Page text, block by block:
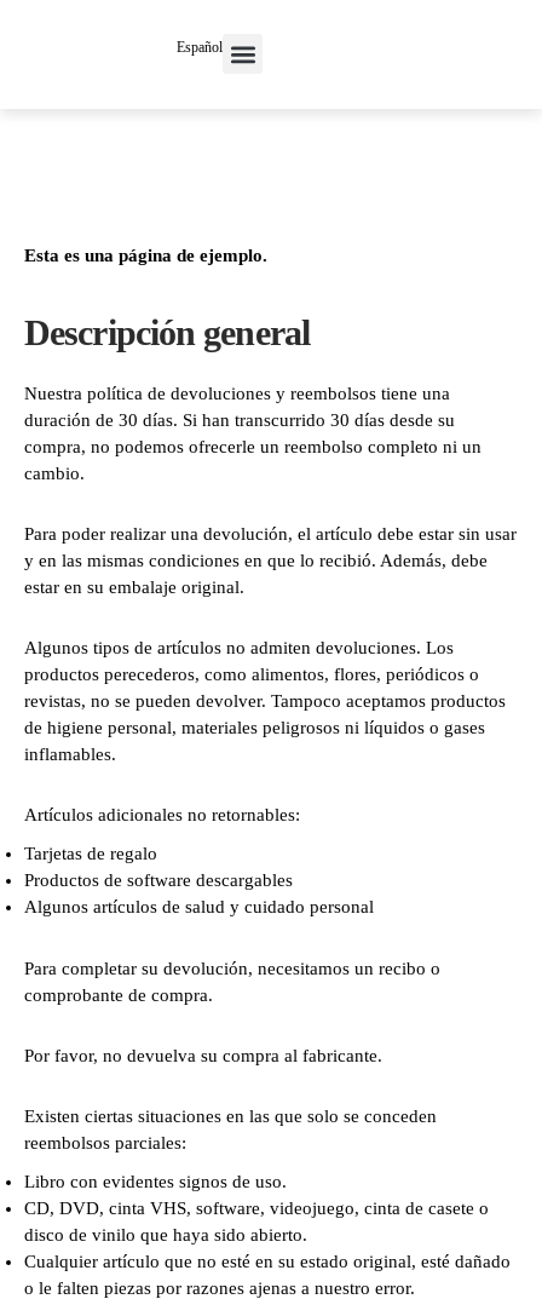
Español
Esta es una página de ejemplo.
Descripción general
Nuestra política de devoluciones y reembolsos tiene una
duración de 30 días. Si han transcurrido 30 días desde su
compra, no podemos ofrecerle un reembolso completo ni un
cambio.
Para poder realizar una devolución, el artículo debe estar sin usar
y en las mismas condiciones en que lo recibió. Además, debe
estar en su embalaje original.
Algunos tipos de artículos no admiten devoluciones. Los
productos perecederos, como alimentos, flores, periódicos o
revistas, no se pueden devolver. Tampoco aceptamos productos
de higiene personal, materiales peligrosos ni líquidos o gases
inflamables.
Artículos adicionales no retornables:
Tarjetas de regalo
Productos de software descargables
Algunos artículos de salud y cuidado personal
Para completar su devolución, necesitamos un recibo o
comprobante de compra.
Por favor, no devuelva su compra al fabricante.
Existen ciertas situaciones en las que solo se conceden
reembolsos parciales:
Libro con evidentes signos de uso.
CD, DVD, cinta VHS, software, videojuego, cinta de casete o
disco de vinilo que haya sido abierto.
Cualquier artículo que no esté en su estado original, esté dañado
o le falten piezas por razones ajenas a nuestro error.